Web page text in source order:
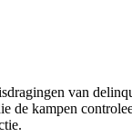
van
de kampen